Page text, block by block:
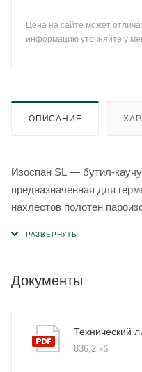
Цена на сайте может
информацию уточняйте у
ОПИСАНИЕ
Изоспан SL — бутил-
предназначенная для
нахлестов полотен
Документы
Технический
836,2 кб